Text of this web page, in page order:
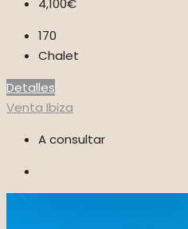
4,100€
170
Chalet
Detalles
Venta Ibiza
A consultar